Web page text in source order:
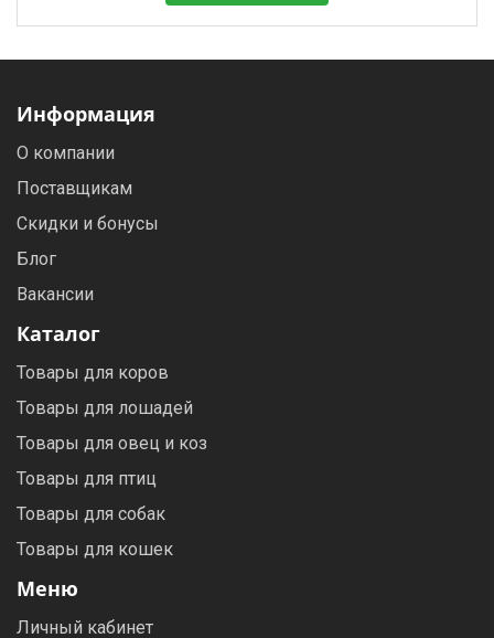
Информация
О компании
Поставщикам
Скидки и бонусы
Блог
Вакансии
Каталог
Товары для коров
Товары для лошадей
Товары для овец и коз
Товары для птиц
Товары для собак
Товары для кошек
Меню
Личный кабинет